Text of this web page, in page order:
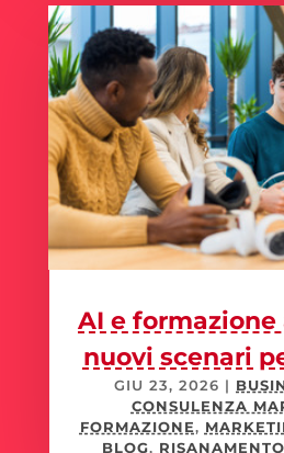
AI e formazione
nuovi scenari
GIU 23, 2026 |
CONSULENZA
FORMAZIONE,
BLOG,